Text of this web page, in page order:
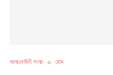
আন্তঃবাহিনী সংস্থা হোম